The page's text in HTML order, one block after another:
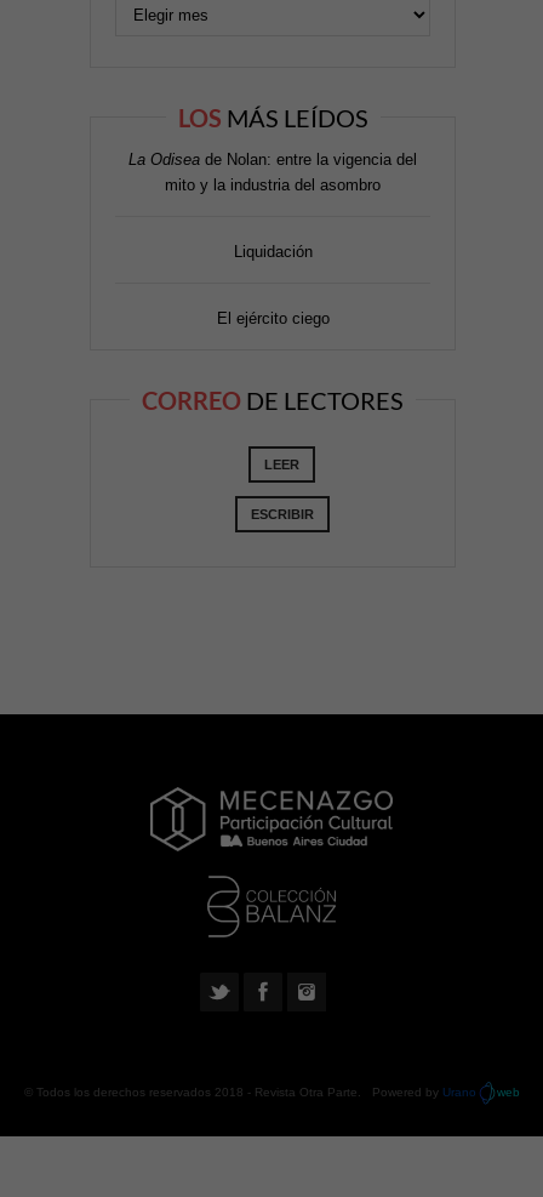
LOS MÁS LEÍDOS
La Odisea de Nolan: entre la vigencia del
mito y la industria del asombro
Liquidación
El ejército ciego
CORREO DE LECTORES
LEER
ESCRIBIR
© Todos los derechos reservados 2018 - Revista Otra Parte . Powered by Urano web